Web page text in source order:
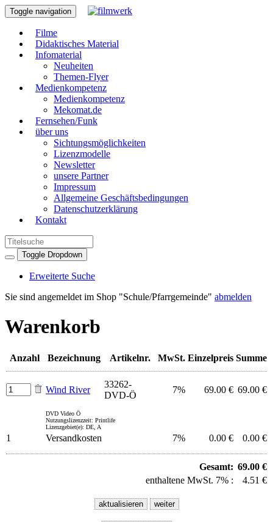
Toggle navigation
Filme
Didaktisches Material
Infomaterial
Neuheiten
Themen-Flyer
Medienkompetenz
Medienkompetenz
Mekomat.de
Fernsehen/Funk
über uns
Sichtungsmöglichkeiten
Lizenzmodelle
Newsletter
unsere Partner
Impressum
Allgemeine Geschäftsbedingungen
Datenschutzerklärung
Kontakt
Toggle Dropdown
Erweiterte Suche
Sie sind angemeldet im Shop "Schule/Pfarrgemeinde" abmelden
Warenkorb
Anzahl Bezeichnung Artikelnr. MwSt. Einzelpreis Summe
Wind River
33262-
DVD-Ö
7% 69.00 € 69.00 €
DVD Video Ö
Nutzungslizenzzeit: Printlife
Lizenzgebiet(e): DE, A
1 Versandkosten 7% 0.00 € 0.00 €
Gesamt: 69.00 €
enthaltene MwSt. 7% :
4.51 €